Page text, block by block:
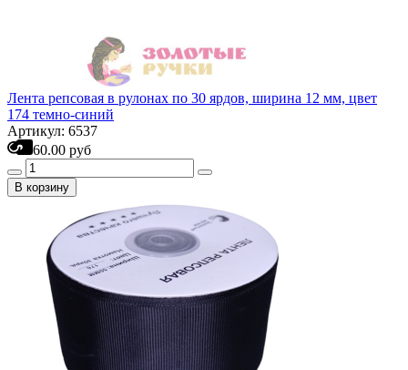
Лента репсовая в рулонах по 30 ярдов, ширина 12 мм, цвет
174 темно-синий
Артикул: 6537
60.00 руб
В корзину